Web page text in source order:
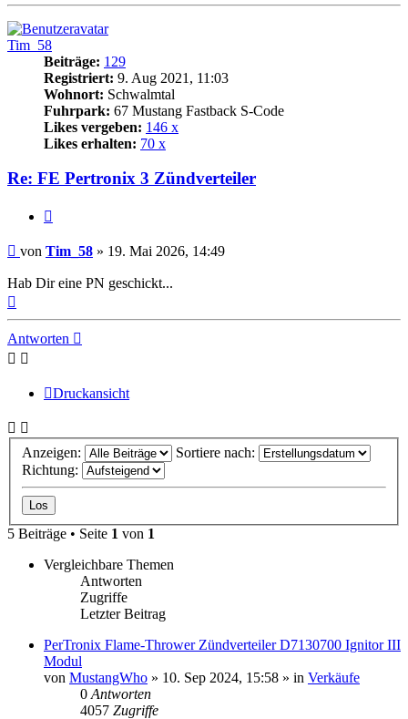
Tim_58
Beiträge: 129
Registriert: 9. Aug 2021, 11:03
Wohnort: Schwalmtal
Fuhrpark: 67 Mustang Fastback S-Code
Likes vergeben: 146 x
Likes erhalten: 70 x
Re: FE Pertronix 3 Zündverteiler
Beitrag
von Tim_58 » 19. Mai 2026, 14:49
Hab Dir eine PN geschickt...
Antworten
Druckansicht
Anzeigen:
Sortiere nach:
Richtung:
5 Beiträge • Seite 1 von 1
Vergleichbare Themen
Antworten
Zugriffe
Letzter Beitrag
PerTronix Flame-Thrower Zündverteiler D7130700 Ignitor III
Modul
von MustangWho » 10. Sep 2024, 15:58 » in Verkäufe
0 Antworten
4057 Zugriffe